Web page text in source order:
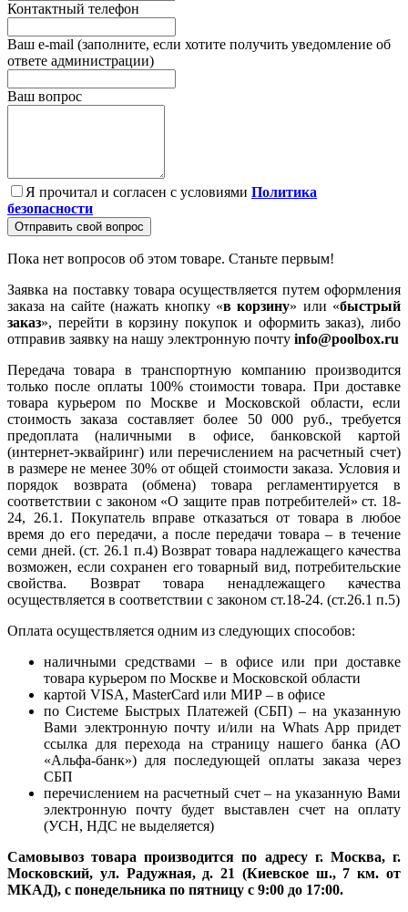
Контактный телефон
Ваш e-mail (заполните, если хотите получить уведомление об
ответе администрации)
Ваш вопрос
Я прочитал и согласен с условиями Политика
безопасности
Отправить свой вопрос
Пока нет вопросов об этом товаре. Станьте первым!
Заявка на поставку товара осуществляется путем оформления
заказа на сайте (нажать кнопку «в корзину» или «быстрый
заказ», перейти в корзину покупок и оформить заказ), либо
отправив заявку на нашу электронную почту info@poolbox.ru
Передача товара в транспортную компанию производится
только после оплаты 100% стоимости товара. При доставке
товара курьером по Москве и Московской области, если
стоимость заказа составляет более 50 000 руб., требуется
предоплата (наличными в офисе, банковской картой
(интернет-эквайринг) или перечислением на расчетный счет)
в размере не менее 30% от общей стоимости заказа. Условия и
порядок возврата (обмена) товара регламентируется в
соответствии с законом «О защите прав потребителей» ст. 18-
24, 26.1. Покупатель вправе отказаться от товара в любое
время до его передачи, а после передачи товара – в течение
семи дней. (ст. 26.1 п.4) Возврат товара надлежащего качества
возможен, если сохранен его товарный вид, потребительские
свойства. Возврат товара ненадлежащего качества
осуществляется в соответствии с законом ст.18-24. (ст.26.1 п.5)
Оплата осуществляется одним из следующих способов:
наличными средствами – в офисе или при доставке
товара курьером по Москве и Московской области
картой VISA, MasterCard или МИР – в офисе
по Системе Быстрых Платежей (СБП) – на указанную
Вами электронную почту и/или на Whats App придет
ссылка для перехода на страницу нашего банка (АО
«Альфа-банк») для последующей оплаты заказа через
СБП
перечислением на расчетный счет – на указанную Вами
электронную почту будет выставлен счет на оплату
(УСН, НДС не выделяется)
Самовывоз товара производится по адресу г. Москва, г.
Московский, ул. Радужная, д. 21 (Киевское ш., 7 км. от
МКАД), с понедельника по пятницу с 9:00 до 17:00.